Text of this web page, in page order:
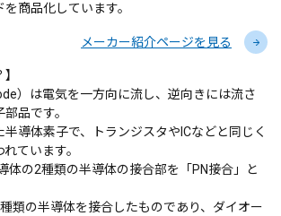
商品化しています。
メーカー紹介ページを見る
）は電気を一方向に流し、逆向きには流さ
品です。
導体素子で、トランジスタやICなどと同じく
ています。
体の2種類の半導体の接合部を「PN接合」と
類の半導体を接合したものであり、ダイオー